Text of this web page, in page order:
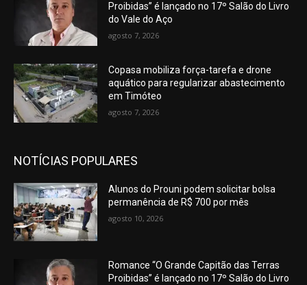
Proibidas” é lançado no 17º Salão do Livro
do Vale do Aço
agosto 7, 2026
Copasa mobiliza força-tarefa e drone
aquático para regularizar abastecimento
em Timóteo
agosto 7, 2026
NOTÍCIAS POPULARES
Alunos do Prouni podem solicitar bolsa
permanência de R$ 700 por mês
agosto 10, 2026
Romance “O Grande Capitão das Terras
Proibidas” é lançado no 17º Salão do Livro